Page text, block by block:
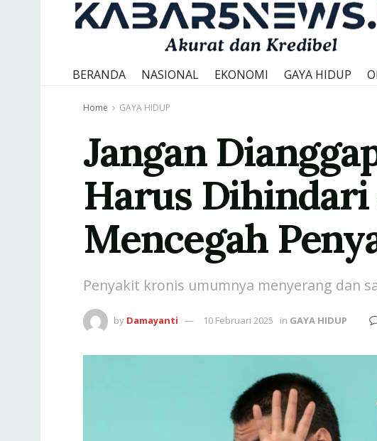
BERANDA NASIONAL EKONOMI GAYA HIDUP
Home GAYA HIDUP
Jangan
Harus
Mencegah
Penyakit kronis umumnya menyerang dan
by Damayanti 10 Februari 2025 in GAYA HIDUP